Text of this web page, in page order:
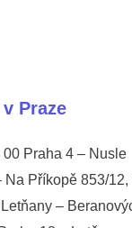
Praze
Praha 4 – Nusle
Příkopě 853/
–